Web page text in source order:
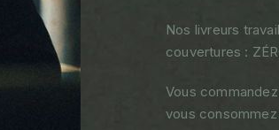
Nos livreurs
couvertures :
Vous
vous